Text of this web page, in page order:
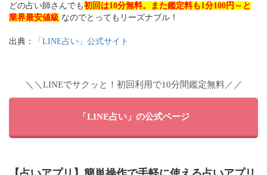
どの占い師さんでも初回は10分無料。また鑑定料も1分100円～と
業界最安値級 なのでとってもリーズナブル！
出典： 「LINE占い」公式サイト
＼＼LINEでサクッと！初回利用で10分間鑑定無料／／
「LINE占い」の公式ページ